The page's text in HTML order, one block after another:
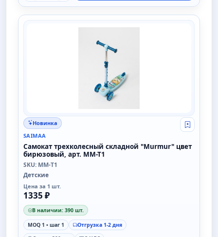
SAIMAA
Новинка
Свой
SAIMAA
Самокат трехколесный складной "Murmur" цвет
бирюзовый, арт. MM-T1
SKU: MM-T1
Детские
Цена за 1 шт.
1335 ₽
В наличии: 390 шт.
MOQ 1 • шаг 1
Отгрузка 1-2 дня